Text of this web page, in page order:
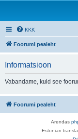
KKK
Foorumi pealeht
Informatsioon
Vabandame, kuid see
Foorumi pealeht
Arendas
Estonian